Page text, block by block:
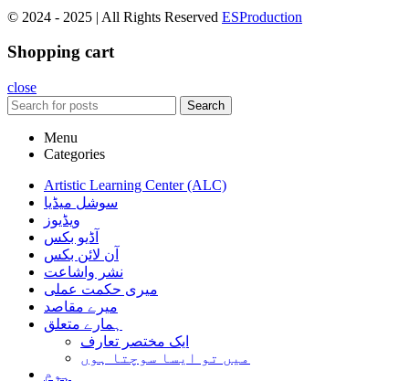
© 2024 - 2025 | All Rights Reserved ESProduction
Shopping cart
close
Search
Menu
Categories
Artistic Learning Center (ALC)
سوشل میڈیا
ویڈیوز
آڈیو بکس
آن لائن بکس
نشر واشاعت
میری حکمت عملی
میرے مقاصد
ہمارے متعلق
ایک مختصر تعارف
میں تو ایسا سوچتا ہوں
ہوم